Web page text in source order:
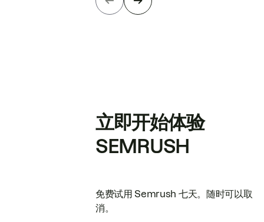
立即开始体验
SEMRUSH
免费试用 Semrush 七天。随时可以取
消。